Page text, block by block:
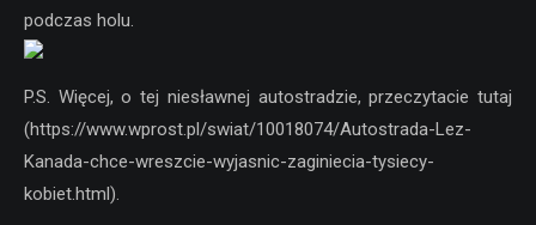
podczas holu.
P.S. Więcej, o tej niesławnej autostradzie, przeczytacie tutaj
(https://www.wprost.pl/swiat/10018074/Autostrada-Lez-
Kanada-chce-wreszcie-wyjasnic-zaginiecia-tysiecy-
kobiet.html).